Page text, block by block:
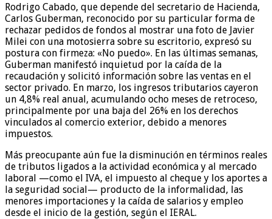
Rodrigo Cabado, que depende del secretario de Hacienda,
Carlos Guberman, reconocido por su particular forma de
rechazar pedidos de fondos al mostrar una foto de Javier
Milei con una motosierra sobre su escritorio, expresó su
postura con firmeza: «No puedo». En las últimas semanas,
Guberman manifestó inquietud por la caída de la
recaudación y solicitó información sobre las ventas en el
sector privado. En marzo, los ingresos tributarios cayeron
un 4,8% real anual, acumulando ocho meses de retroceso,
principalmente por una baja del 26% en los derechos
vinculados al comercio exterior, debido a menores
impuestos.
Más preocupante aún fue la disminución en términos reales
de tributos ligados a la actividad económica y al mercado
laboral —como el IVA, el impuesto al cheque y los aportes a
la seguridad social— producto de la informalidad, las
menores importaciones y la caída de salarios y empleo
desde el inicio de la gestión, según el IERAL.